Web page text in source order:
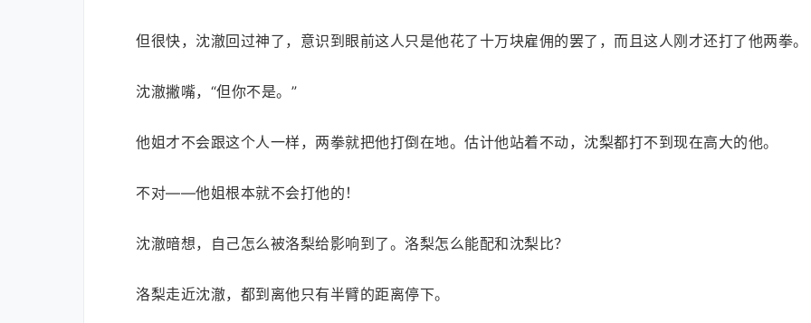
但很快，沈澈回过神了，意识到眼前这人只是他花了十万块雇佣的罢了，而且这人刚才还打了他两拳。
沈澈撇嘴，“但你不是。”
他姐才不会跟这个人一样，两拳就把他打倒在地。估计他站着不动，沈梨都打不到现在高大的他。
不对——他姐根本就不会打他的！
沈澈暗想，自己怎么被洛梨给影响到了。洛梨怎么能配和沈梨比？
洛梨走近沈澈，都到离他只有半臂的距离停下。